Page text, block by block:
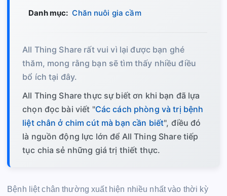
Danh mục: Chăn nuôi gia cầm
All Thing Share rất vui vì lại được bạn ghé
thăm, mong rằng bạn sẽ tìm thấy nhiều điều
bổ ích tại đây.
All Thing Share thực sự biết ơn khi bạn đã lựa
chọn đọc bài viết "Các cách phòng và trị bệnh
liệt chân ở chim cút mà bạn cần biết", điều đó
là nguồn động lực lớn để All Thing Share tiếp
tục chia sẻ những giá trị thiết thực.
Bệnh liệt chân thường xuất hiện nhiều nhất vào thời kỳ